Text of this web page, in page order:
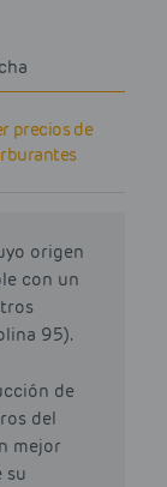
precios de
origen
con un
95).
de
del
mejor
su